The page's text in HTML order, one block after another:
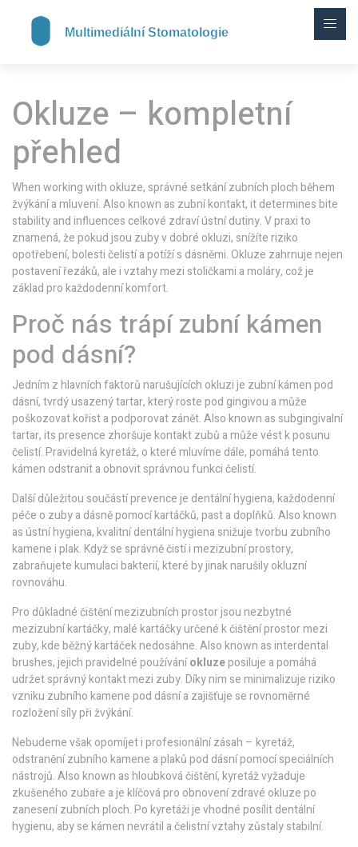
Okluze – kompletní
přehled
When working with okluze, správné setkání zubních ploch během
žvýkání a mluvení. Also known as zubní kontakt, it determines bite
stability and influences celkové zdraví ústní dutiny.V praxi to
znamená, že pokud jsou zuby v dobré okluzi, snížíte riziko
opotřebení, bolesti čelistí a potíží s dásněmi. Okluze zahrnuje nejen
postavení řezáků, ale i vztahy mezi stoličkami a moláry, což je
základ pro každodenní komfort.
Proč nás trápí zubní kámen
pod dásní?
Jedním z hlavních faktorů narušujících okluzi je zubní kámen pod
dásní,tvrdý usazený tartar, který roste pod gingivou a může
poškozovat kořist a podporovat zánět. Also known as subgingivalní
tartar, its presence zhoršuje kontakt zubů a může vést k posunu
čelistí. Pravidelná kyretáž, o které mluvíme dále, pomáhá tento
kámen odstranit a obnovit správnou funkci čelistí.
Další důležitou součástí prevence je dentální hygiena,každodenní
péče o zuby a dásně pomocí kartáčků, past a doplňků. Also known
asústní hygiena, kvalitní dentální hygiena snižuje tvorbu zubního
kamene i plak. Když se správně čistí i mezizubní prostory,
zabraňujete kumulaci bakterií, které by jinak narušily okluzní
rovnováhu.
Pro důkladné čištění mezizubních prostor jsou nezbytné
mezizubní kartáčky,malé kartáčky určené k čištění prostor mezi
zuby, kde běžný kartáček nedosáhne. Also known asinterdental
brushes, jejich pravidelné používáníokluzeposiluje a pomáhá
udržet správný kontakt mezi zuby. Díky nim se minimalizuje riziko
vzniku zubního kamene pod dásní a zajišťuje se rovnoměrné
rozložení síly při žvýkání.
Nebudeme však opomíjet i profesionální zásah – kyretáž,
odstranění zubního kamene a plaků pod dásní pomocí speciálních
nástrojů. Also known ashloubková čištění, kyretáž vyžaduje
zkušeného zubaře a je klíčová pro obnovení zdravé okluze po
zanesení zubních ploch. Po kyretáži je vhodné posílit dentální
hygienu, aby se kámen nevrátil a čelistní vztahy zůstaly stabilní.